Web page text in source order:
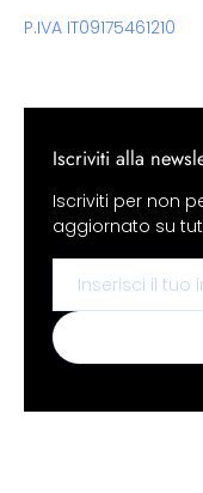
P.IVA IT09175461210
Iscriviti alla
Iscriviti per non
aggiornato su